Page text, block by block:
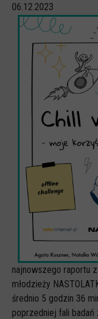
06.12.2023
najnowszego raportu
młodzieży
średnio 5 godzin 36
poprzedniej fali badań
CYBERREPETYTORIUM
RAZEM W SIECI
INFOGRAFIKI
SŁOWA Z SIECI
Webinaria
Webinary CEDMO
Cykl webinarów -
Cyfrowe wieczory
Cykl webinarów -
Multimedia
Kreskówki
Filmy
Spoty
Audiobooki
Infografiki